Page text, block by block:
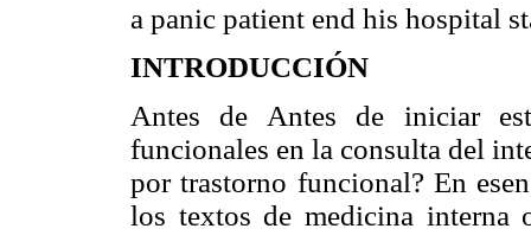
a panic patient end his hospital
INTRODUCCIÓN
Antes de Antes de iniciar
funcionales en la consulta del
por trastorno funcional? En
los textos de medicina